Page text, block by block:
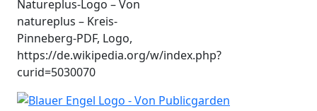
Natureplus-Logo – Von
natureplus – Kreis-
Pinneberg-PDF, Logo,
https://de.wikipedia.org/w/index.php?
curid=5030070